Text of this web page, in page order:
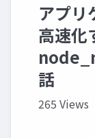
アプリ
高速化
話
265 Views